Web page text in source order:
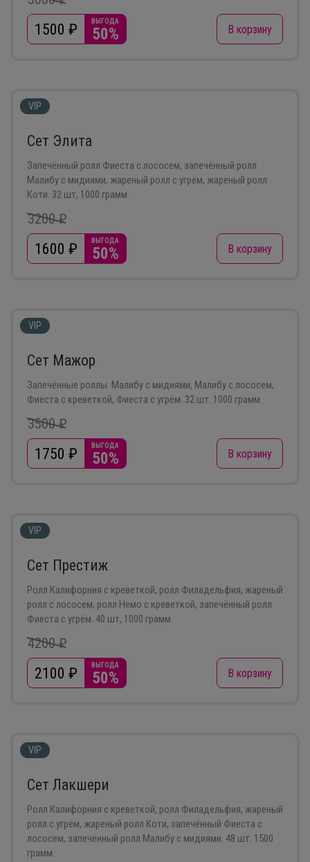
1500 ₽ ВЫГОДА
50% В корзину
VIP
Сет Элита
Запечённый ролл Фиеста с лососем, запечённый ролл
Малибу с мидиями, жареный ролл с угрём, жареный ролл
Коти. 32 шт, 1000 грамм.
3200 ₽
1600 ₽ ВЫГОДА
50% В корзину
VIP
Сет Мажор
Запечённые роллы: Малибу с мидиями, Малибу с лососем,
Фиеста с креветкой, Фиеста с угрём. 32 шт. 1000 грамм.
3500 ₽
1750 ₽ ВЫГОДА
50% В корзину
VIP
Сет Престиж
Ролл Калифорния с креветкой, ролл Филадельфия, жареный
ролл с лососем, ролл Немо с креветкой, запечённый ролл
Фиеста с угрём. 40 шт, 1000 грамм.
4200 ₽
2100 ₽ ВЫГОДА
50% В корзину
VIP
Сет Лакшери
Ролл Калифорния с креветкой, ролл Филадельфия, жареный
ролл с угрём, жареный ролл Коти, запечённый Фиеста с
лососем, запечённый ролл Малибу с мидиями. 48 шт. 1500
грамм.